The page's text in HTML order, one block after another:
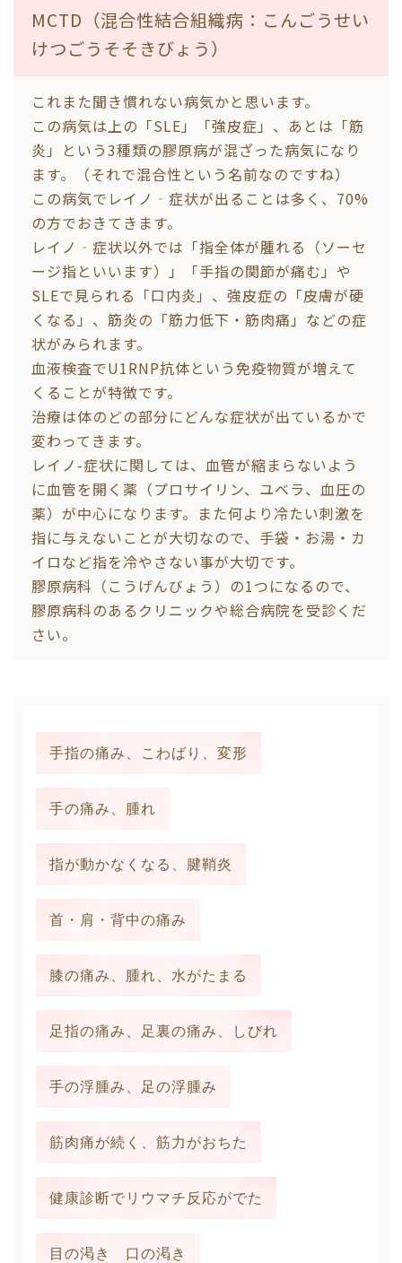
MCTD（混合性結合組織病：こんごうせい
けつごうそそきびょう）
これまた聞き慣れない病気かと思います。
この病気は上の「SLE」「強皮症」、あとは「筋
炎」という3種類の膠原病が混ざった病気になり
ます。（それで混合性という名前なのですね）
この病気でレイノ‐症状が出ることは多く、70%
の方でおきてきます。
レイノ‐症状以外では「指全体が腫れる（ソーセ
ージ指といいます）」「手指の関節が痛む」や
SLEで見られる「口内炎」、強皮症の「皮膚が硬
くなる」、筋炎の「筋力低下・筋肉痛」などの症
状がみられます。
血液検査でU1RNP抗体という免疫物質が増えて
くることが特徴です。
治療は体のどの部分にどんな症状が出ているかで
変わってきます。
レイノ-症状に関しては、血管が縮まらないよう
に血管を開く薬（プロサイリン、ユベラ、血圧の
薬）が中心になります。また何より冷たい刺激を
指に与えないことが大切なので、手袋・お湯・カ
イロなど指を冷やさない事が大切です。
膠原病科（こうげんびょう）の1つになるので、
膠原病科のあるクリニックや総合病院を受診くだ
さい。
手指の痛み、こわばり、変形
手の痛み、腫れ
指が動かなくなる、腱鞘炎
首・肩・背中の痛み
膝の痛み、腫れ、水がたまる
足指の痛み、足裏の痛み、しびれ
手の浮腫み、足の浮腫み
筋肉痛が続く、筋力がおちた
健康診断でリウマチ反応がでた
目の渇き 口の渇き